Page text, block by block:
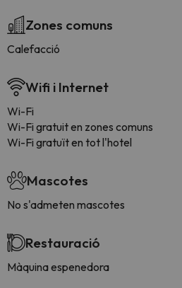
Zones comuns
Calefacció
Wifi i Internet
Wi-Fi
Wi-Fi gratuit en zones comuns
Wi-Fi gratuït en tot l'hotel
Mascotes
No s'admeten mascotes
Restauració
Màquina espenedora